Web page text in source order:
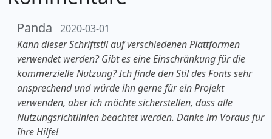
Panda
2020-03-01
Kann dieser Schriftstil auf verschiedenen Plattformen
verwendet werden? Gibt es eine Einschränkung für die
kommerzielle Nutzung? Ich finde den Stil des Fonts sehr
ansprechend und würde ihn gerne für ein Projekt
verwenden, aber ich möchte sicherstellen, dass alle
Nutzungsrichtlinien beachtet werden. Danke im Voraus für
Ihre Hilfe!